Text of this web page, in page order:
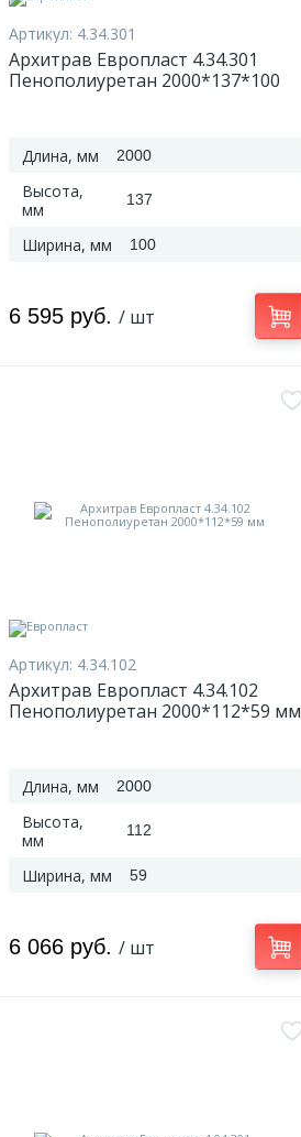
Артикул: 4.34.301
Архитрав Европласт 4.34.301
Пенополиуретан 2000*137*100
Длина, мм 2000
Высота,
мм
137
Ширина, мм 100
6 595 руб. / шт
Артикул: 4.34.102
Архитрав Европласт 4.34.102
Пенополиуретан 2000*112*59 мм
Длина, мм 2000
Высота,
мм
112
Ширина, мм 59
6 066 руб. / шт